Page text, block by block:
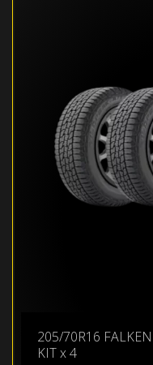
205/70R16
KIT x 4